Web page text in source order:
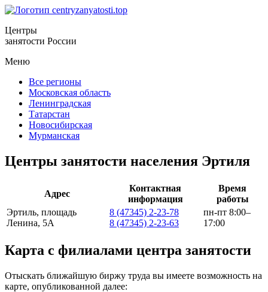
Центры
занятости России
Меню
Все регионы
Московская область
Ленинградская
Татарстан
Новосибирская
Мурманская
Центры занятости населения Эртиля
Адрес
Контактная
информация
Время
работы
Эртиль, площадь
Ленина, 5А
8 (47345) 2-23-78
8 (47345) 2-23-63
пн-пт 8:00–
17:00
Карта с филиалами центра занятости
Отыскать ближайшую биржу труда вы имеете возможность на
карте, опубликованной далее: